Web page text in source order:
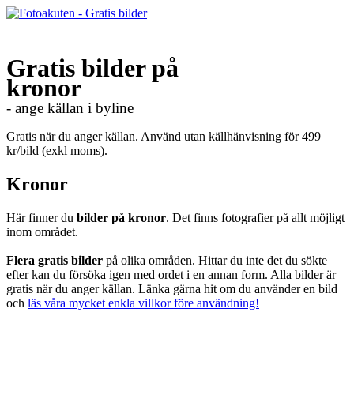
Gratis bilder på
kronor
- ange källan i byline
Gratis när du anger källan. Använd utan källhänvisning för 499
kr/bild (exkl moms).
Kronor
Här finner du bilder på kronor. Det finns fotografier på allt möjligt
inom området.
Flera gratis bilder på olika områden. Hittar du inte det du sökte
efter kan du försöka igen med ordet i en annan form. Alla bilder är
gratis när du anger källan. Länka gärna hit om du använder en bild
och läs våra mycket enkla villkor före användning!